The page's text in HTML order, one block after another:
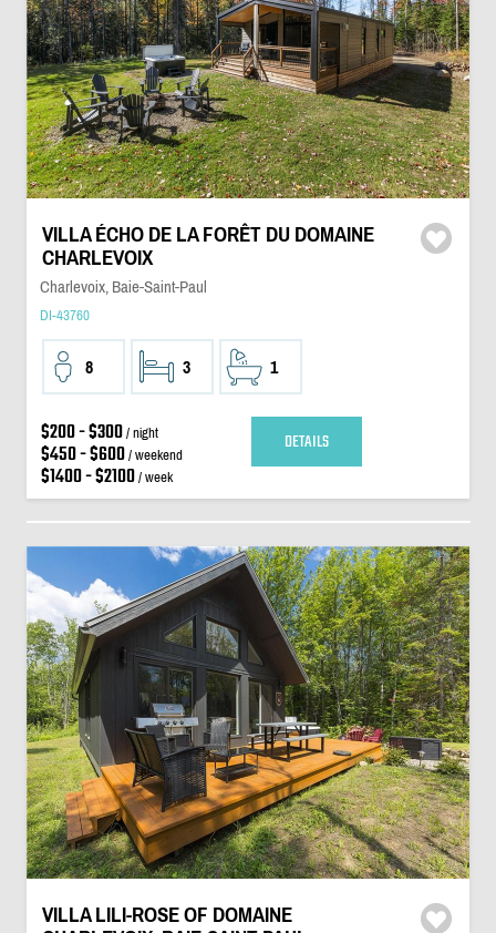
VILLA ÉCHO DE LA FORÊT DU DOMAINE
CHARLEVOIX
Charlevoix, Baie-Saint-Paul
DI-43760
8 3 1
$200 - $300/ night
$450 - $600/ weekend
$1400 - $2100/ week
DETAILS
VILLA LILI-ROSE OF DOMAINE